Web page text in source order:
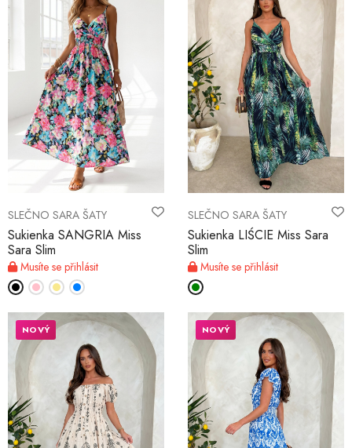
SLEČNO SARA ŠATY
Sukienka SANGRIA Miss
Sara Slim
Musíte se přihlásit
SLEČNO SARA ŠATY
Sukienka LIŚCIE Miss Sara
Slim
Musíte se přihlásit
NOVÝ NOVÝ